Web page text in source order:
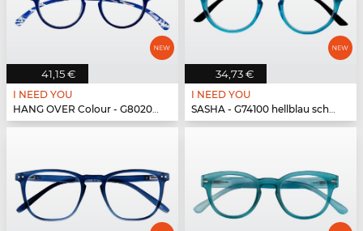
41,15 €
I NEED YOU
HANG OVER Colour - G80200 blau
34,73 €
I NEED YOU
SASHA - G74100 hellblau schwarz